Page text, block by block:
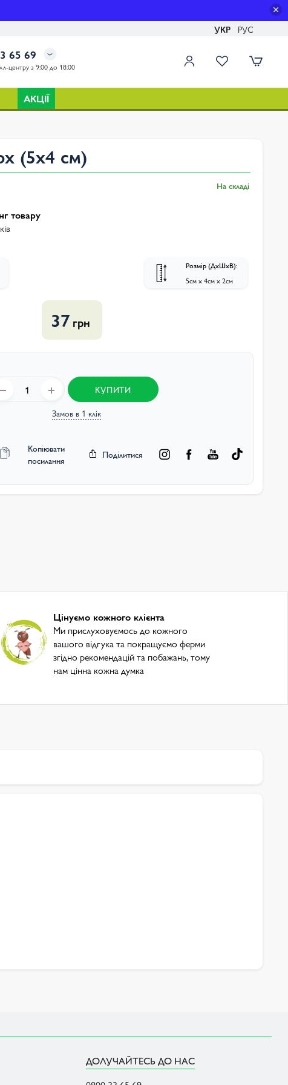
УКР РУС
65 69
центру з 9:00 до 18:00
АКЦІЇ
(5x4 см)
На складі
товару
Розмір (ДхШхВ):
5см х 4см х 2см
37грн
КУПИТИ
Замов в 1 клік
Копіювати
посилання
Поділитися
Цінуємо кожного клієнта
Ми прислуховуємось до кожного
вашого відгука та покращуємо ферми
згідно рекомендацій та побажань, тому
нам цінна кожна думка
ДОЛУЧАЙТЕСЬ ДО НАС